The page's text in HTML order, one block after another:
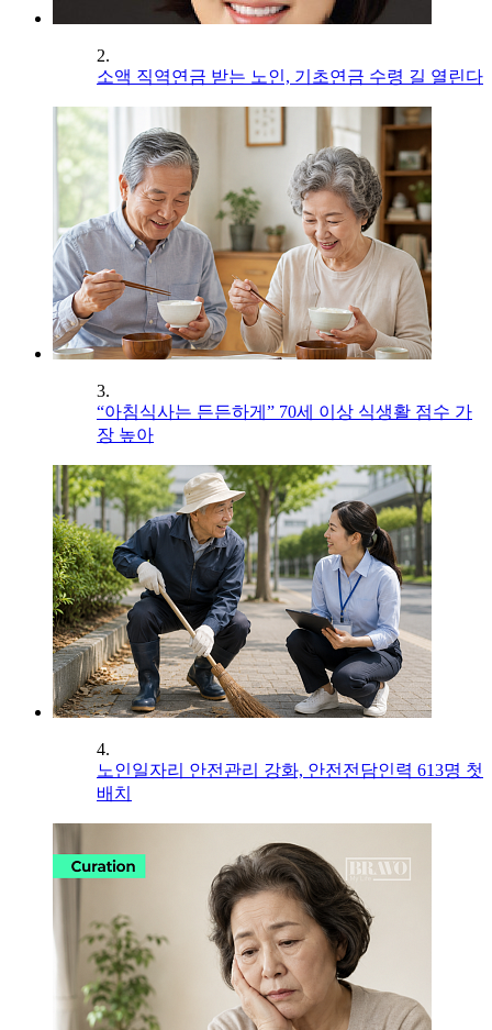
2.
소액 직역연금 받는 노인, 기초연금 수령 길 열린다
3.
“아침식사는 든든하게” 70세 이상 식생활 점수 가
장 높아
4.
노인일자리 안전관리 강화, 안전전담인력 613명 첫
배치